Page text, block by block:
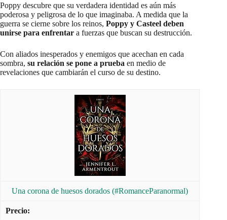
Poppy descubre que su verdadera identidad es aún más
poderosa y peligrosa de lo que imaginaba. A medida que la
guerra se cierne sobre los reinos, Poppy y Casteel deben
unirse para enfrentar a fuerzas que buscan su destrucción.
Con aliados inesperados y enemigos que acechan en cada
sombra, su relación se pone a prueba en medio de
revelaciones que cambiarán el curso de su destino.
Una corona de huesos dorados (#RomanceParanormal)